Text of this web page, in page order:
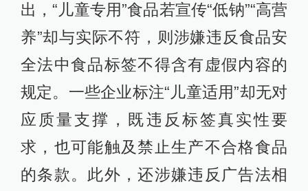
出，“儿童专用”食品若宣传“低钠”“高营
养”却与实际不符，则涉嫌违反食品安
全法中食品标签不得含有虚假内容的
规定。一些企业标注“儿童适用”却无对
应质量支撑，既违反标签真实性要
求，也可能触及禁止生产不合格食品
的条款。此外，还涉嫌违反广告法相